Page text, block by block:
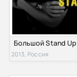
2013, Россия